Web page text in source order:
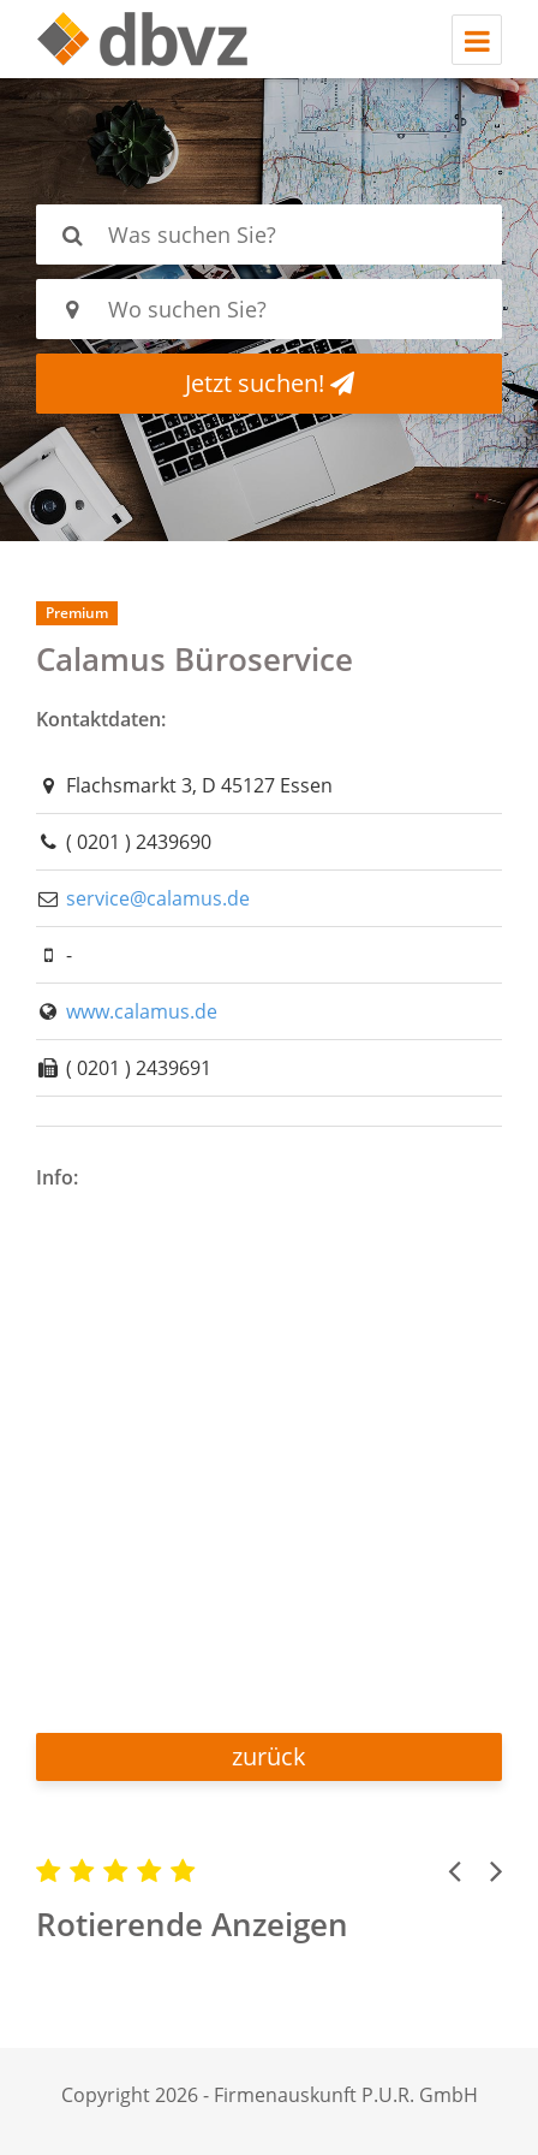
Jetzt suchen!
Calamus Büroservice
Premium
Kontaktdaten:
Flachsmarkt 3, D 45127 Essen
( 0201 ) 2439690
service@calamus.de
-
www.calamus.de
( 0201 ) 2439691
Info:
zurück
Rotierende Anzeigen
Previous
Next
Copyright 2026 - Firmenauskunft P.U.R. GmbH